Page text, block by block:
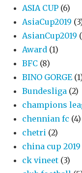
ASIA CUP (6)
AsiaCup2019
AsianCup2019
Award (1)
BFC (8)
BINO GORGE
Bundesliga (2)
champions
chennian fc (4)
chetri (2)
china cup 2019
ck vineet (3)